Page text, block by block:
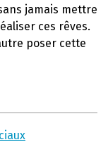
jamais mettre
ces rêves.
poser cette